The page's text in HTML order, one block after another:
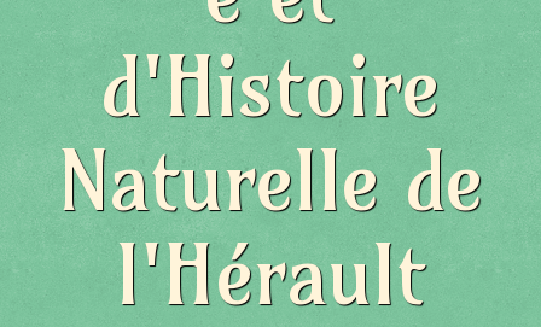
d'Histoire
Naturelle de
l'Hérault